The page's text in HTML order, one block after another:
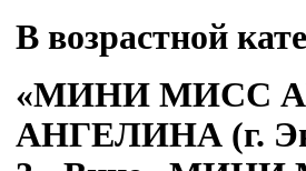
В возрастной
«МИНИ МИСС
АНГЕЛИНА (г.